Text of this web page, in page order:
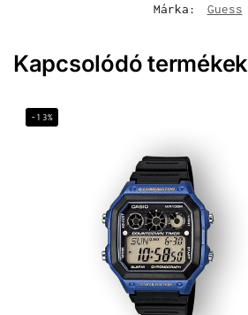
Márka:
Guess
Kapcsolódó termékek
-13%